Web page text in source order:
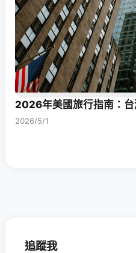
2026年美國旅行指南：
2026/5/1
追蹤我